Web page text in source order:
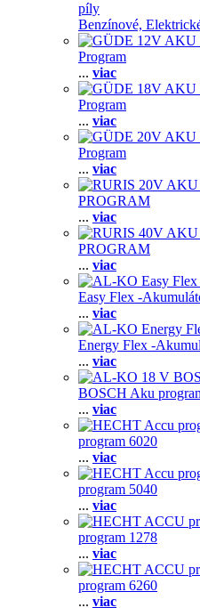
píly
Benzínové,
Program
... viac
Program
... viac
Program
... viac
PROGRAM
... viac
PROGRAM
... viac
Easy Flex -
... viac
Energy Flex -
... viac
BOSCH Aku
... viac
program 6020
... viac
program 5040
... viac
program 1278
... viac
program 6260
... viac